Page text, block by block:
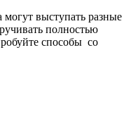
выступать разные
полностью
способы со